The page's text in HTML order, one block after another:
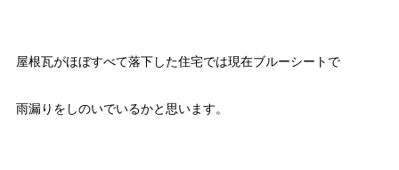
屋根瓦がほぼすべて落下した住宅では現在ブルーシートで
雨漏りをしのいでいるかと思います。